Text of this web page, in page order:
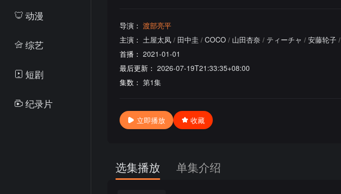
动漫
综艺
短剧
纪录片
导演： 渡部亮平
主演： 土屋太凤 / 田中圭 / COCO / 山田杏奈 / ティーチャ / 安藤轮子 /
首播： 2021-01-01
最后更新： 2026-07-19T21:33:35+08:00
集数： 第1集
立即播放 收藏
选集播放 单集介绍